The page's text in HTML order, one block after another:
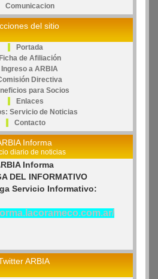
Comunicacion
del sitio
Portada
Ficha de Afiliación
Ingreso a ARBIA
Directiva
para Socios
Enlaces
Servicio de Noticias
Contacto
Informa
diario de noticias
Informa
DEL INFORMATIVO
Servicio Informativo:
ARBIA